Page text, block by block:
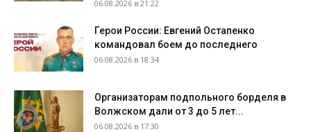
06.08.2026 в 21:22
Герои России: Евгений Остапенко
командовал боем до последнего
06.08.2026 в 18:34
Организаторам подпольного борделя в
Волжском дали от 3 до 5 лет...
06.08.2026 в 17:30